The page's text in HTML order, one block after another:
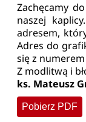
Zachęcamy
naszej
adresem,
Adres do
się z
Z modlitwą i
ks. Mateusz
Pobierz PDF